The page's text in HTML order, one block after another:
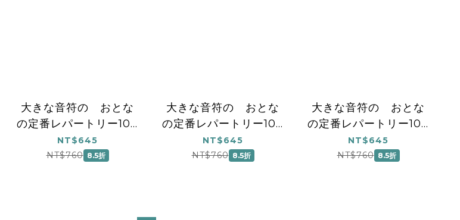
大きな音符の おとな
の定番レパートリー100
[イエロー] 第2版
NT$645
NT$760 8.5折
大きな音符の おとな
の定番レパートリー100
[ホワイト]
NT$645
NT$760 8.5折
大きな音符の おとな
の定番レパートリー100
[レッド]
NT$645
NT$760 8.5折